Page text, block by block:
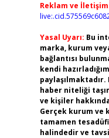
Reklam ve
Yasal Uyarı: Bu
marka, kurum
bağlantısı
kendi
haber niteliği
ve kişiler
Gerçek kurum
tamamen
halindedir ve